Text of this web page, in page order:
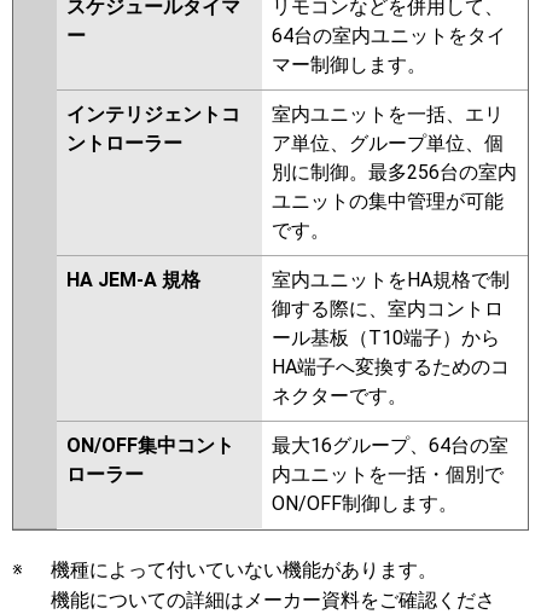
スケジュールタイマ
ー
リモコンなどを併用して、
64台の室内ユニットをタイ
マー制御します。
インテリジェントコ
ントローラー
室内ユニットを一括、エリ
ア単位、グループ単位、個
別に制御。最多256台の室内
ユニットの集中管理が可能
です。
HA JEM-A 規格
室内ユニットをHA規格で制
御する際に、室内コントロ
ール基板（T10端子）から
HA端子へ変換するためのコ
ネクターです。
ON/OFF集中コント
ローラー
最大16グループ、64台の室
内ユニットを一括・個別で
ON/OFF制御します。
※
機種によって付いていない機能があります。
機能についての詳細はメーカー資料をご確認くださ